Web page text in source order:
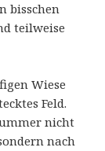
bisschen
teilweise
Wiese
Feld.
nicht
nach